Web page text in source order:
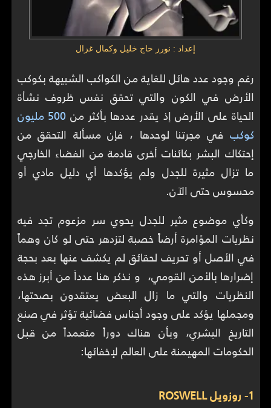
إعداد : نورز حاج خليل وكمال غزال
رغم وجود عدد هائل للغاية من الكواكب الشبيهة بكوكب
الأرض في الكون والتي تحقق نفس ظروف نشأة
الحياة على الأرض إذ يقدر عددها بأكثر من
500 مليون
كوكب في مجرتنا لوحدها ، فإن مسألة التحقق من
إحتكاك البشر بكائنات أخرى قادمة من الفضاء الخارجي
ما تزال مثيرة للجدل ولم يؤكدها أي دليل مادي أو
محسوس حتى الآن.
وكأي موضوع مثير للجدل يحوي سر مزعوم تجد فيه
نظريات المؤامرة أرضاً خصبة لتزدهر حتى لو كان وهماً
في الأصل أو تحريف لحقائق لم يكشف عنها بعد بحجة
إضرارها بالأمن القومي، و نذكر هنا عدداً من أبرز هذه
النظريات والتي ما زال البعض يعتقدون بصحتها،
ومجملها يؤكد على وجود أجناس فضائية تؤثر في صنع
التاريخ البشري، وبأن هناك دوراً متعمداً من قبل
الحكومات المهيمنة على العالم لإخفائها:
1- روزويل ROSWELL